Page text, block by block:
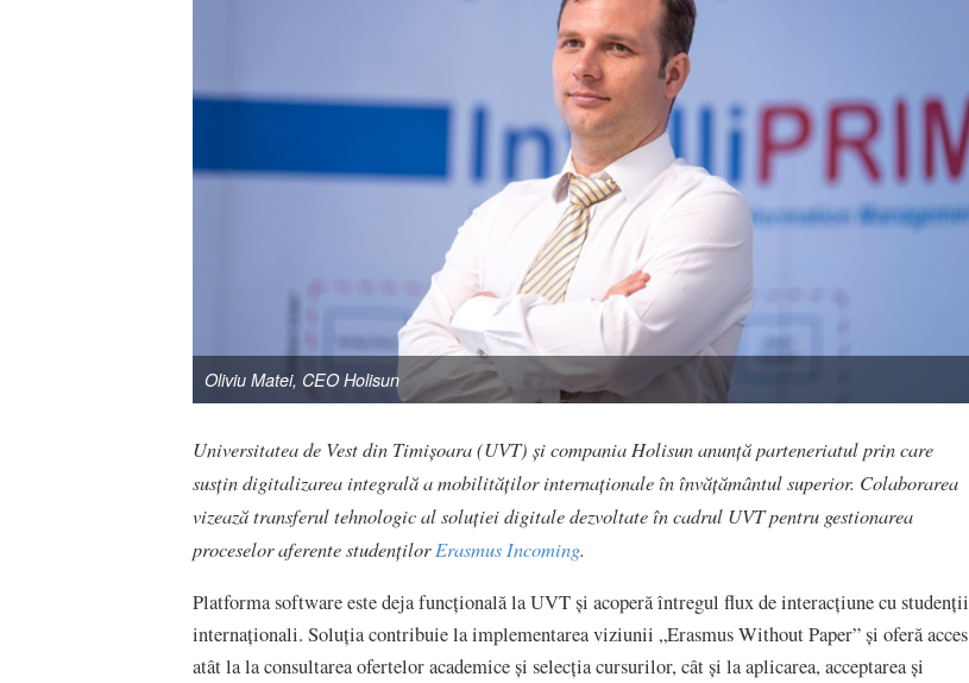
Oliviu Matei, CEO Holisun
Universitatea de Vest din Timișoara (UVT) și compania Holisun anunță parteneriatul prin care
susțin digitalizarea integrală a mobilităților internaționale în învățământul superior. Colaborarea
vizează transferul tehnologic al soluției digitale dezvoltate în cadrul UVT pentru gestionarea
proceselor aferente studențilorErasmus Incoming.
Platforma software este deja funcțională la UVT și acoperă întregul flux de interacțiune cu studenții
internaționali. Soluția contribuie la implementarea viziunii „Erasmus Without Paper” și oferă acces
atât la la consultarea ofertelor academice și selecția cursurilor, cât și la aplicarea, acceptarea și